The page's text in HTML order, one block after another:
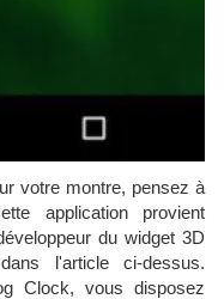
votre montre, pensez à
application provient
du widget 3D
l'article ci-dessus.
Clock, vous disposez